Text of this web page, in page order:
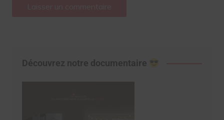
Découvrez notre documentaire